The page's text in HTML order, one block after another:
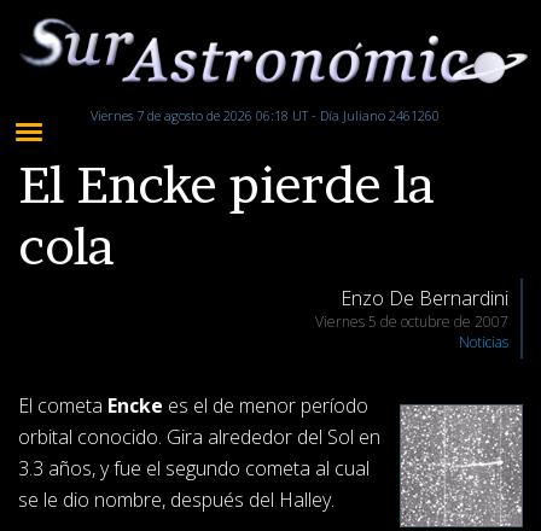
Viernes 7 de agosto de 2026 06:18 UT - Día Juliano 2461260
El Encke pierde la
cola
Enzo De Bernardini
Viernes 5 de octubre de 2007
Noticias
El cometa Encke es el de menor período
orbital conocido. Gira alrededor del Sol en
3.3 años, y fue el segundo cometa al cual
se le dio nombre, después del Halley.